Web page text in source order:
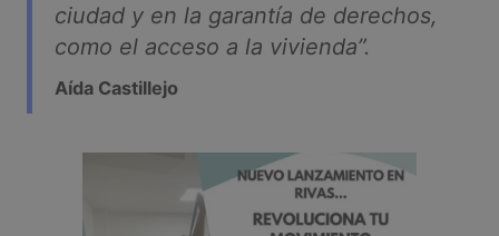
ciudad y en la garantía de derechos,
como el acceso a la vivienda”.
Aída Castillejo